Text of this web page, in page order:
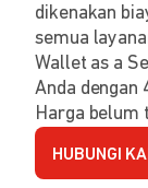
dikenakan
semua
Wallet as a
Anda dengan
Harga belum
HUBUNGI